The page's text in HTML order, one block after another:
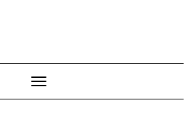
Cambiar modo de navegación